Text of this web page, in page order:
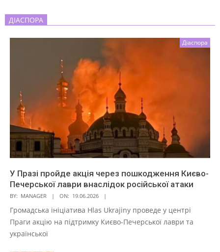
ДІАСПОРА
Діаспора
У Празі пройде акція через пошкодження Києво-
Печерської лаври внаслідок російської атаки
BY: MANAGER ON: 19.06.2026
Громадська ініціатива Hlas Ukrajiny проведе у центрі
Праги акцію на підтримку Києво-Печерської лаври та
української